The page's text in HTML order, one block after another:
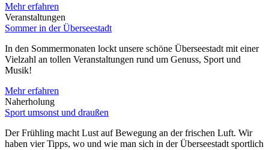
Mehr erfahren
Veranstaltungen
Sommer in der Überseestadt
In den Sommermonaten lockt unsere schöne Überseestadt mit einer
Vielzahl an tollen Veranstaltungen rund um Genuss, Sport und
Musik!
Mehr erfahren
Naherholung
Sport umsonst und draußen
Der Frühling macht Lust auf Bewegung an der frischen Luft. Wir
haben vier Tipps, wo und wie man sich in der Überseestadt sportlich